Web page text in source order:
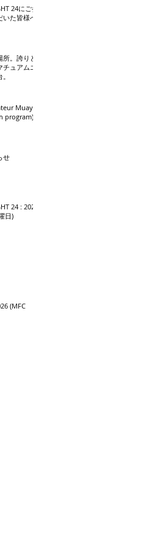
24にご参
た皆様へ
。誇りと
ュアムエ
Muay
program)
せ
24 : 2026
日)
(MFC